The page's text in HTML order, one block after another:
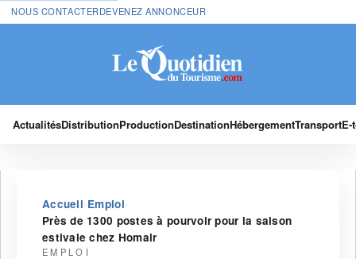
NOUS CONTACTERDEVENEZ ANNONCEUR
ActualitésDistributionProductionDestinationHébergementTransport
Accueil›Emploi›
Près de 1300 postes à pourvoir pour la saison
estivale chez Homair
EMPLOI